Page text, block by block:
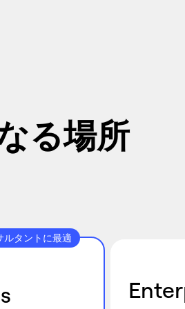
る場所
ルタントに最適